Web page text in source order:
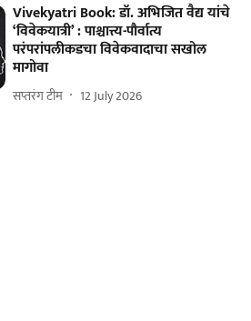
Vivekyatri Book: डॉ. अभिजित वैद्य यांचे
‘विवेकयात्री’ : पाश्चात्त्य-पौर्वात्य
परंपरांपलीकडचा विवेकवादाचा सखोल
मागोवा
सप्तरंग टीम 12 July 2026